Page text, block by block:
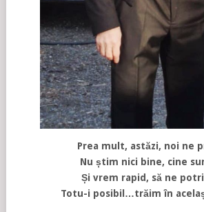
Prea mult, astăzi, noi ne
Nu știm nici bine, cine
Și vrem rapid, să ne
Totu-i posibil…trăim în